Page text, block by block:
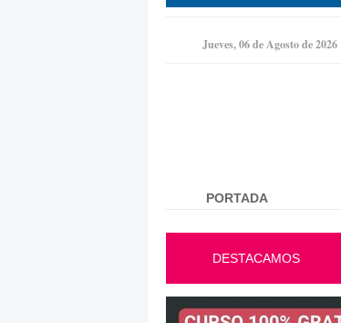
Jueves, 06 de Agosto de 2026
DESTACAMOS
PORTADA